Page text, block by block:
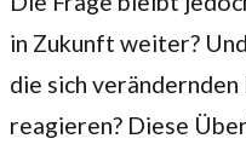
in Zukunft weiter?
die sich
reagieren? Diese